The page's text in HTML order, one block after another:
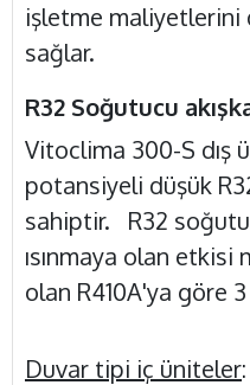
işletme maliyetlerini
sağlar.
R32 Soğutucu
Vitoclima 300-S dış
potansiyeli düşük
sahiptir. R32
ısınmaya olan etkisi
olan R410A'ya göre
Duvar tipi iç üniteler